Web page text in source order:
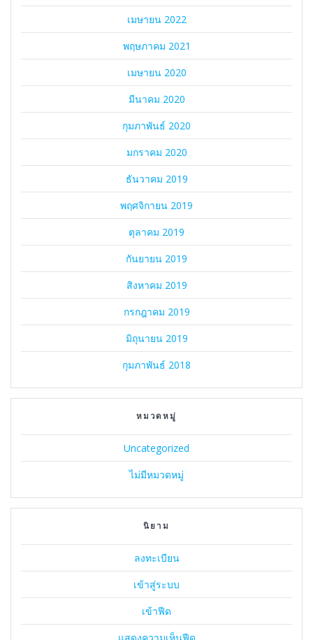
เมษายน 2022
พฤษภาคม 2021
เมษายน 2020
มีนาคม 2020
กุมภาพันธ์ 2020
มกราคม 2020
ธันวาคม 2019
พฤศจิกายน 2019
ตุลาคม 2019
กันยายน 2019
สิงหาคม 2019
กรกฎาคม 2019
มิถุนายน 2019
กุมภาพันธ์ 2018
หมวดหมู่
Uncategorized
ไม่มีหมวดหมู่
นิยาม
ลงทะเบียน
เข้าสู่ระบบ
เข้าฟีด